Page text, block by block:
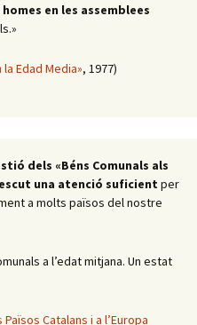
en les assemblees
Edad Media», 1977)
dels «Béns Comunals als
una atenció suficient per
a molts països del nostre
a l’edat mitjana. Un estat
Catalans i a l’Europa